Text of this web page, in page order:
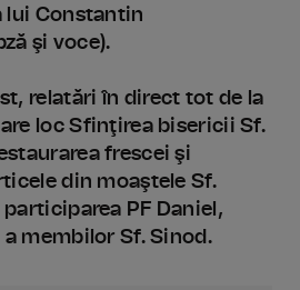
lui Constantin
şi voce).
relatări în direct tot de la
loc Sfinţirea bisericii Sf.
frescei şi
din moaştele Sf.
PF Daniel,
membilor Sf. Sinod.